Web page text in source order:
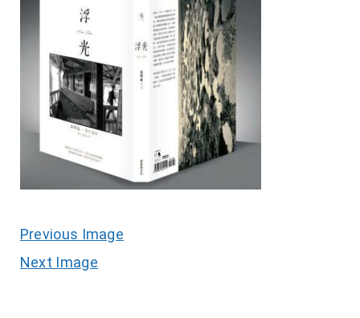
Previous Image
Next Image